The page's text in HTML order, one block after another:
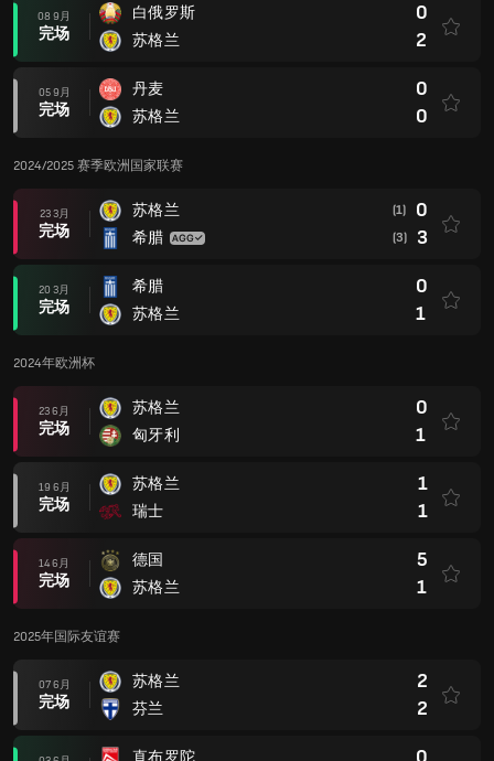
08 9月
完场
白俄罗斯
苏格兰
0
2
05 9月
完场
丹麦
苏格兰
0
0
2024/2025 赛季欧洲国家联赛
23 3月
完场
苏格兰
希腊
(1) 0
(3) 3
20 3月
完场
希腊
苏格兰
0
1
2024年欧洲杯
23 6月
完场
苏格兰
匈牙利
0
1
19 6月
完场
苏格兰
瑞士
1
1
14 6月
完场
德国
苏格兰
5
1
2025年国际友谊赛
07 6月
完场
苏格兰
芬兰
2
2
直布罗陀